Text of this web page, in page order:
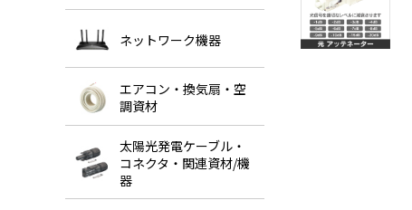
ネットワーク機器
エアコン・換気扇・空
調資材
太陽光発電ケーブル・
コネクタ・関連資材/機
器